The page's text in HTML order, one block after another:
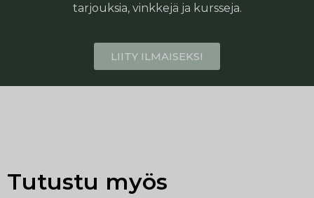
tarjouksia, vinkkejä ja kursseja.
LIITY ILMAISEKSI
Tutustu myös